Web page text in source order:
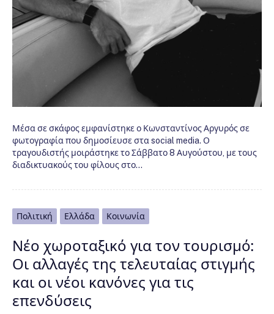
Μέσα σε σκάφος εμφανίστηκε ο Κωνσταντίνος Αργυρός σε
φωτογραφία που δημοσίευσε στα social media. Ο
τραγουδιστής μοιράστηκε το Σάββατο 8 Αυγούστου, με τους
διαδικτυακούς του φίλους στο…
Πολιτική Ελλάδα Κοινωνία
Νέο χωροταξικό για τον τουρισμό:
Οι αλλαγές της τελευταίας στιγμής
και οι νέοι κανόνες για τις
επενδύσεις